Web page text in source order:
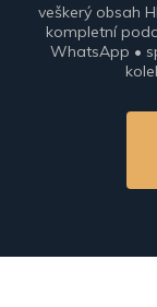
veškerý obsah
kompletní
WhatsApp •